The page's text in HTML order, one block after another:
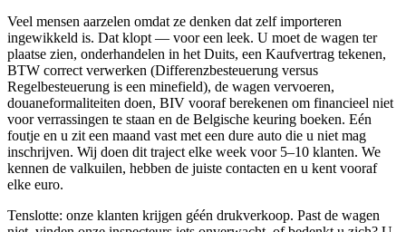
Veel mensen aarzelen omdat ze denken dat zelf importeren
ingewikkeld is. Dat klopt — voor een leek. U moet de wagen ter
plaatse zien, onderhandelen in het Duits, een Kaufvertrag tekenen,
BTW correct verwerken (Differenzbesteuerung versus
Regelbesteuerung is een minefield), de wagen vervoeren,
douaneformaliteiten doen, BIV vooraf berekenen om financieel niet
voor verrassingen te staan en de Belgische keuring boeken. Eén
foutje en u zit een maand vast met een dure auto die u niet mag
inschrijven. Wij doen dit traject elke week voor 5–10 klanten. We
kennen de valkuilen, hebben de juiste contacten en u kent vooraf
elke euro.
Tenslotte: onze klanten krijgen géén drukverkoop. Past de wagen